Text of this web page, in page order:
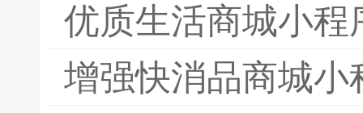
优质生活商城小程
增强快消品商城